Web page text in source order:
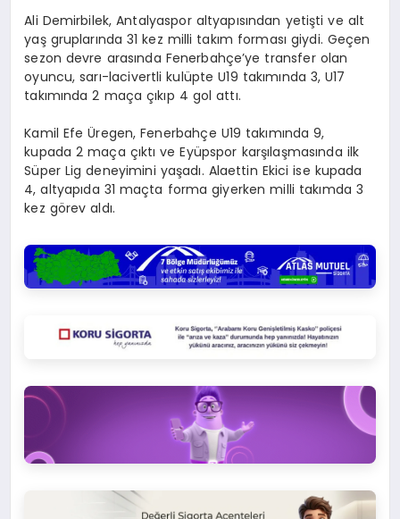
Ali Demirbilek, Antalyaspor altyapısından yetişti ve alt
yaş gruplarında 31 kez milli takım forması giydi. Geçen
sezon devre arasında Fenerbahçe’ye transfer olan
oyuncu, sarı-lacivertli kulüpte U19 takımında 3, U17
takımında 2 maça çıkıp 4 gol attı.
Kamil Efe Üregen, Fenerbahçe U19 takımında 9,
kupada 2 maça çıktı ve Eyüpspor karşılaşmasında ilk
Süper Lig deneyimini yaşadı. Alaettin Ekici ise kupada
4, altyapıda 31 maçta forma giyerken milli takımda 3
kez görev aldı.